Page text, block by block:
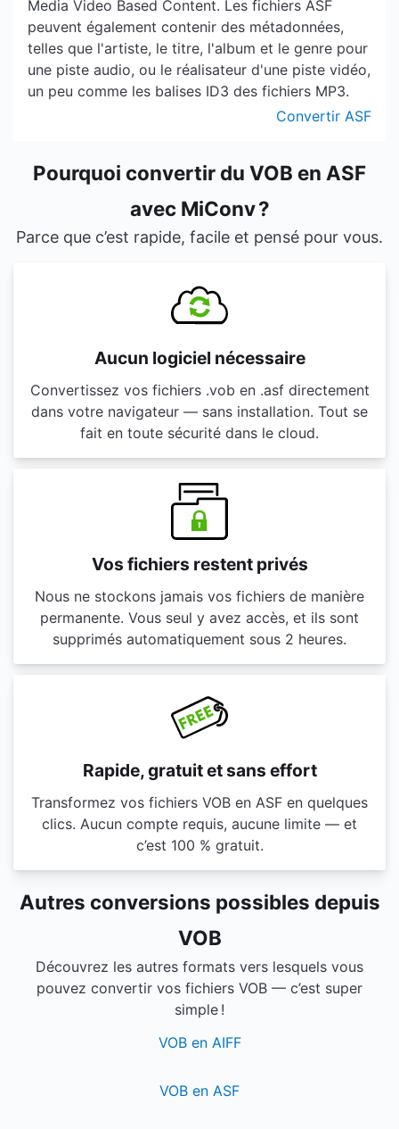
Media Video Based Content. Les fichiers ASF
peuvent également contenir des métadonnées,
telles que l'artiste, le titre, l'album et le genre pour
une piste audio, ou le réalisateur d'une piste vidéo,
un peu comme les balises ID3 des fichiers MP3.
Convertir ASF
Pourquoi convertir du VOB en ASF
avec MiConv ?
Parce que c’est rapide, facile et pensé pour vous.
Aucun logiciel nécessaire
Convertissez vos fichiers .vob en .asf directement
dans votre navigateur — sans installation. Tout se
fait en toute sécurité dans le cloud.
Vos fichiers restent privés
Nous ne stockons jamais vos fichiers de manière
permanente. Vous seul y avez accès, et ils sont
supprimés automatiquement sous 2 heures.
Rapide, gratuit et sans effort
Transformez vos fichiers VOB en ASF en quelques
clics. Aucun compte requis, aucune limite — et
c’est 100 % gratuit.
Autres conversions possibles depuis
VOB
Découvrez les autres formats vers lesquels vous
pouvez convertir vos fichiers VOB — c’est super
simple !
VOB en AIFF
VOB en ASF